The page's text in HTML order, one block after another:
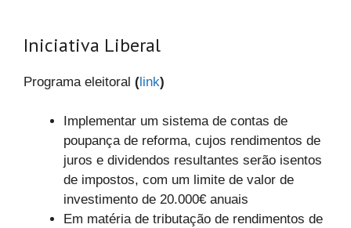
Iniciativa Liberal
Programa eleitoral (link)
Implementar um sistema de contas de
poupança de reforma, cujos rendimentos de
juros e dividendos resultantes serão isentos
de impostos, com um limite de valor de
investimento de 20.000€ anuais
Em matéria de tributação de rendimentos de